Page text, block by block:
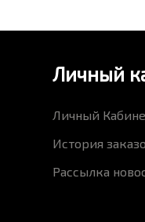
Личный
Личный
История
Рассылка